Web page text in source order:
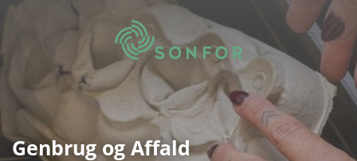
Genbrug og Affald